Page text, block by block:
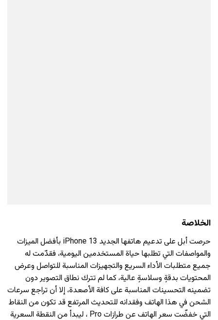
الخلاصة
حرصت أبل على تدعيم هاتفها الجديد iPhone 13 بأفضل الميزات
والمواصفات التي تطلبها حياة المستخدمين اليومية، فقدّمت له
جميع متطلبات الأداء السريع والتجهيزات المناسبة للتواصل وعرض
المحتويات بدقةٍ وسلاسةٍ عالية، كما لم تترك نطاق التصوير دون
تضمينه التحسينات المناسبة على كافة الأصعدة، إلا أن تراجع سرعات
الشحن في هذا الهاتف وفقدانه للتحديث المرتفع قد تكون من النقاط
التي خفضّت سعر الهاتف عن طرازات Pro ، ليبدأ من النقطة السعرية